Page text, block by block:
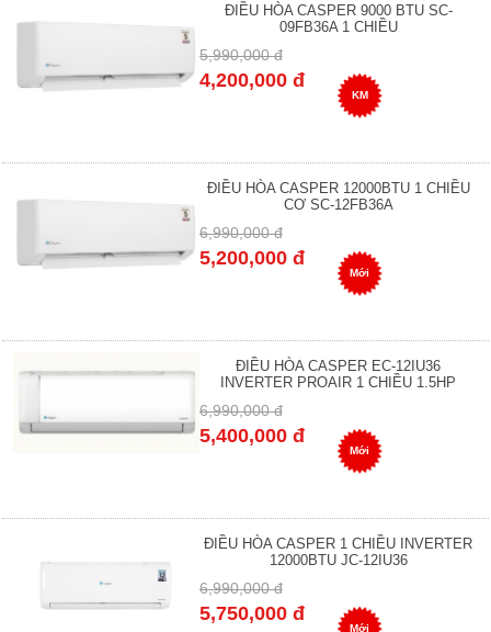
ĐIỀU HÒA CASPER 9000 BTU SC-
09FB36A 1 CHIỀU
5,990,000 đ
4,200,000 đ
KM
ĐIỀU HÒA CASPER 12000BTU 1 CHIỀU
CƠ SC-12FB36A
6,990,000 đ
5,200,000 đ
Mới
ĐIỀU HÒA CASPER EC-12IU36
INVERTER PROAIR 1 CHIỀU 1.5HP
6,990,000 đ
5,400,000 đ
Mới
ĐIỀU HÒA CASPER 1 CHIỀU INVERTER
12000BTU JC-12IU36
6,990,000 đ
5,750,000 đ
Mới